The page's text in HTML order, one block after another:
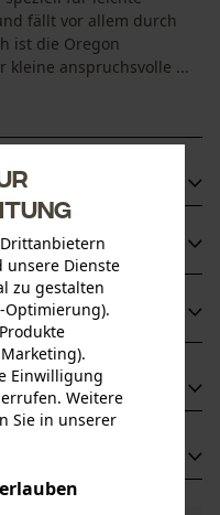
fällt vor allem durch
ist die Oregon
kleine anspruchsvolle ...
von Kette und
unsere Dienste
zu gestalten
Optimierung).
Einwilligung
Weitere
Sie in unserer
Bitte